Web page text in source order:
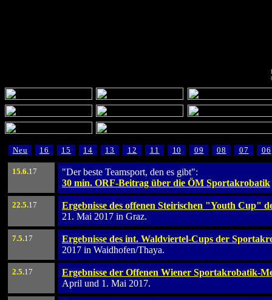
Neu 16 15 14 13 12 11 10 09 08 07 06
15.6.17
"Der beste Teamsport, den es gibt":
30 min. ORF-Beitrag über die ÖM Sportakrobatik
22.5.17
Ergebnisse des offenen Steirischen "Youth Cup"
21. Mai 2017 in Graz.
7.5.17
Ergebnisse des int. Waldviertel-Cups der
2017 in Waidhofen/Thaya.
2.5.17
Ergebnisse der Offenen Wiener Sportakrobatik-
April und 1. Mai 2017.